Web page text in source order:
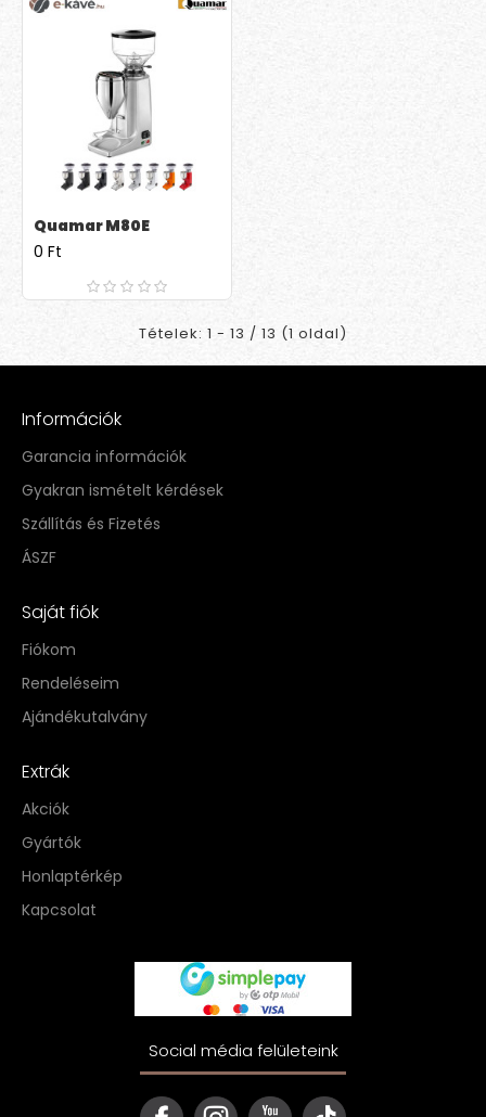
Quamar M80E
0 Ft
Tételek: 1 - 13 / 13 (1 oldal)
Információk
Garancia információk
Gyakran ismételt kérdések
Szállítás és Fizetés
ÁSZF
Saját fiók
Fiókom
Rendeléseim
Ajándékutalvány
Extrák
Akciók
Gyártók
Honlaptérkép
Kapcsolat
Social média felületeink